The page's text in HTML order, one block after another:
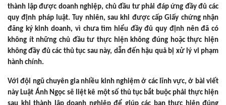
thành lập được doanh nghiệp, chủ đầu tư phải đáp ứng đầy đủ các
quy định pháp luật. Tuy nhiên, sau khi được cấp Giấy chứng nhận
đăng ký kinh doanh, vì chưa tìm hiểu đầy đủ quy định nên đã có
không ít những chủ đầu tư thực hiện không đúng hoặc thực hiện
không đầy đủ các thủ tục sau này, dẫn đến hậu quả bị xử lý vi phạm
hành chính.
Với đội ngũ chuyên gia nhiều kinh nghiệm ở các lĩnh vực, ở bài viết
này Luật Ánh Ngọc sẽ liệt kê một số thủ tục bắt buộc phải thực hiện